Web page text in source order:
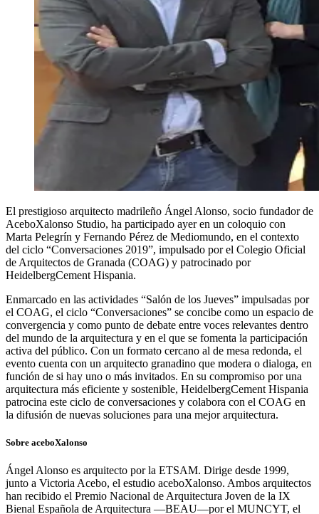
El prestigioso arquitecto madrileño Ángel Alonso, socio fundador de
AceboXalonso Studio, ha participado ayer en un coloquio con
Marta Pelegrín y Fernando Pérez de Mediomundo, en el contexto
del ciclo “Conversaciones 2019”, impulsado por el Colegio Oficial
de Arquitectos de Granada (COAG) y patrocinado por
HeidelbergCement Hispania.
Enmarcado en las actividades “Salón de los Jueves” impulsadas por
el COAG, el ciclo “Conversaciones” se concibe como un espacio de
convergencia y como punto de debate entre voces relevantes dentro
del mundo de la arquitectura y en el que se fomenta la participación
activa del público. Con un formato cercano al de mesa redonda, el
evento cuenta con un arquitecto granadino que modera o dialoga, en
función de si hay uno o más invitados. En su compromiso por una
arquitectura más eficiente y sostenible, HeidelbergCement Hispania
patrocina este ciclo de conversaciones y colabora con el COAG en
la difusión de nuevas soluciones para una mejor arquitectura.
Sobre aceboXalonso
Ángel Alonso es arquitecto por la ETSAM. Dirige desde 1999,
junto a Victoria Acebo, el estudio aceboXalonso. Ambos arquitectos
han recibido el Premio Nacional de Arquitectura Joven de la IX
Bienal Española de Arquitectura —BEAU—por el MUNCYT, el